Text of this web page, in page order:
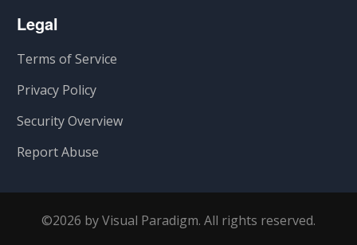
Legal
Terms of Service
Privacy Policy
Security Overview
Report Abuse
©2026 by Visual Paradigm. All rights reserved.